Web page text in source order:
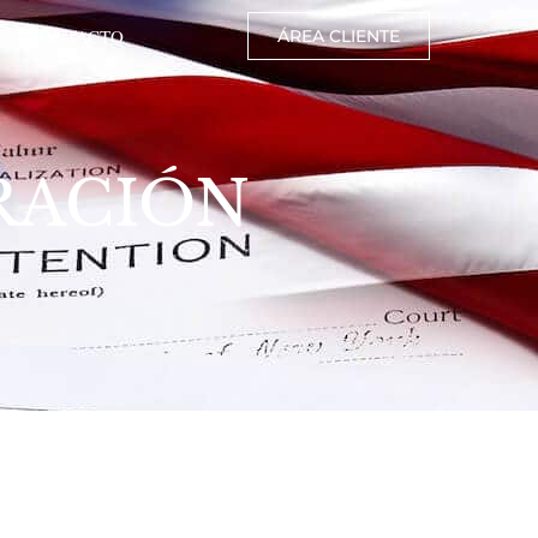
CONTACTO ÁREA CLIENTE